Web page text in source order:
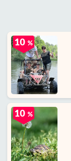
10 %
10 %